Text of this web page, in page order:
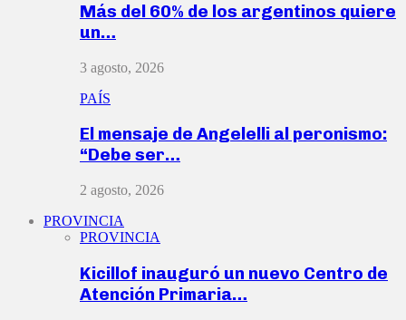
Más del 60% de los argentinos quiere
un…
3 agosto, 2026
PAÍS
El mensaje de Angelelli al peronismo:
“Debe ser…
2 agosto, 2026
PROVINCIA
PROVINCIA
Kicillof inauguró un nuevo Centro de
Atención Primaria…